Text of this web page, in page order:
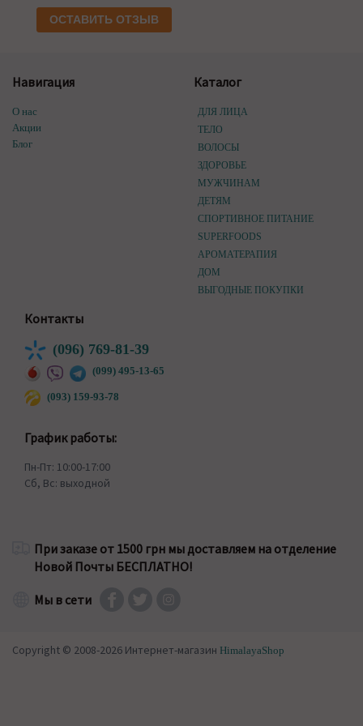
ОСТАВИТЬ ОТЗЫВ
Навигация
О нас
Акции
Блог
Каталог
ДЛЯ ЛИЦА
ТЕЛО
ВОЛОСЫ
ЗДОРОВЬЕ
МУЖЧИНАМ
ДЕТЯМ
СПОРТИВНОЕ ПИТАНИЕ
SUPERFOODS
АРОМАТЕРАПИЯ
ДОМ
ВЫГОДНЫЕ ПОКУПКИ
Контакты
(096) 769-81-39
(099) 495-13-65
(093) 159-93-78
График работы:
Пн-Пт: 10:00-17:00
Сб, Вс: выходной
При заказе от 1500 грн мы доставляем на отделение
Новой Почты БЕСПЛАТНО!
Мы в сети
Copyright © 2008-2026 Интернет-магазин HimalayaShop